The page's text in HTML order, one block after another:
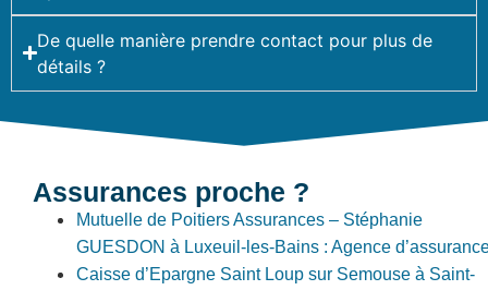
De quelle manière prendre contact pour plus de
détails ?
Assurances proche ?
Mutuelle de Poitiers Assurances – Stéphanie
GUESDON à Luxeuil-les-Bains : Agence
Caisse d’Epargne Saint Loup sur Semouse à Saint-